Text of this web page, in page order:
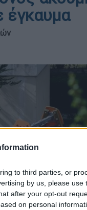
to third parties, or
by us, please use
after your opt-out
on personal
έγκαυμα